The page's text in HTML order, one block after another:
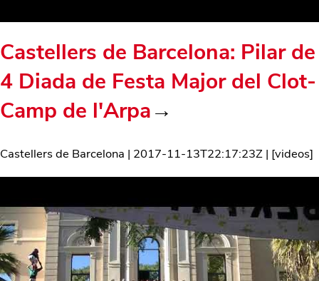
Castellers de Barcelona: Pilar de
4 Diada de Festa Major del Clot-
Camp de l'Arpa→
Castellers de Barcelona | 2017-11-13T22:17:23Z | [videos]